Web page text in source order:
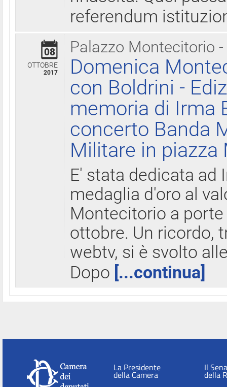
referendum
Palazzo Montecitorio
08
OTTOBRE
2017
Domenica
con Boldrini -
memoria di Irma
concerto Banda
Militare in
E' stata dedicata ad
medaglia d'oro al
Montecitorio a
ottobre. Un ricordo,
webtv, si è svolto
Dopo [...continua]
La Presidente
della Camera
Il
della